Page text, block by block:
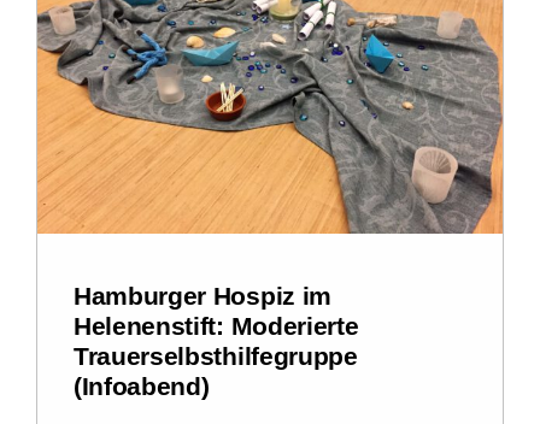
Impressum
Datenschutzerklärung
Hamburger Hospiz im
Helenenstift: Moderierte
Trauerselbsthilfegruppe
(Infoabend)